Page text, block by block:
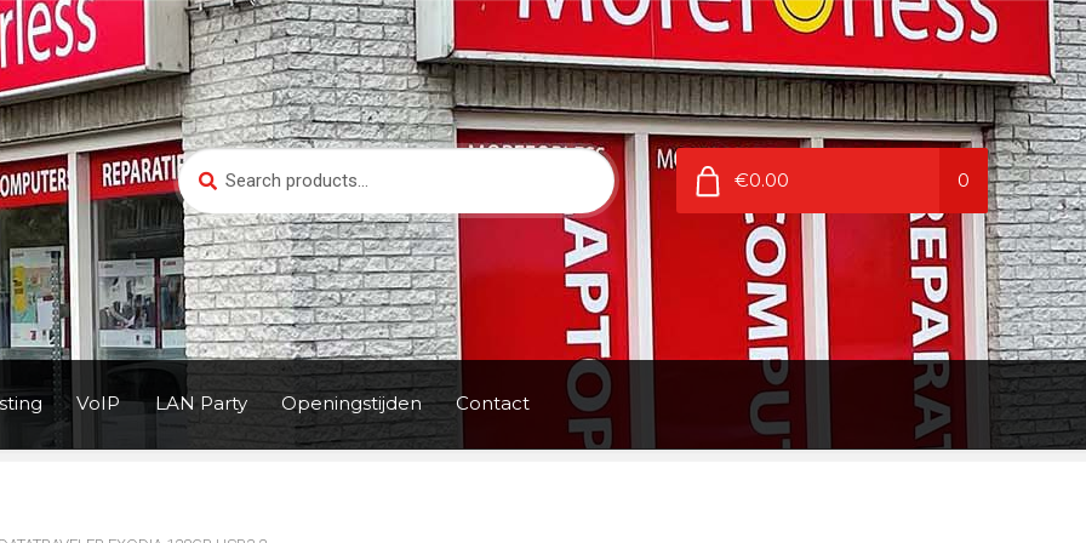
Search
for:
Search
€0.00 0
VoIP LAN Party Openingstijden Contact